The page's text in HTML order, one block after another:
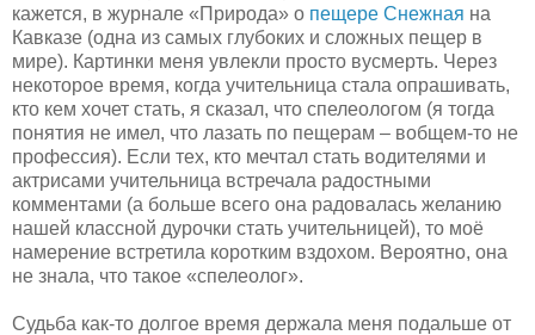
кажется, в журнале «Природа» о пещере Снежная на
Кавказе (одна из самых глубоких и сложных пещер в
мире). Картинки меня увлекли просто вусмерть. Через
некоторое время, когда учительница стала опрашивать,
кто кем хочет стать, я сказал, что спелеологом (я тогда
понятия не имел, что лазать по пещерам – вобщем-то не
профессия). Если тех, кто мечтал стать водителями и
актрисами учительница встречала радостными
комментами (а больше всего она радовалась желанию
нашей классной дурочки стать учительницей), то моё
намерение встретила коротким вздохом. Вероятно, она
не знала, что такое «спелеолог».
Судьба как-то долгое время держала меня подальше от